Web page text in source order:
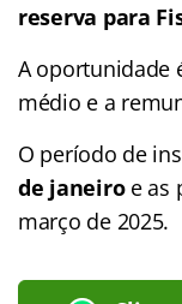
reserva para
A oportunidade
médio e a
O período de
de janeiro e as
março de 2025.